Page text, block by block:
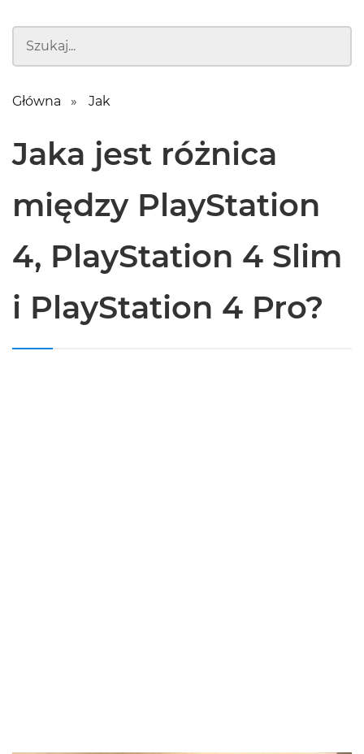
Główna Jak
Jaka jest różnica
między PlayStation
4, PlayStation 4 Slim
i PlayStation 4 Pro?